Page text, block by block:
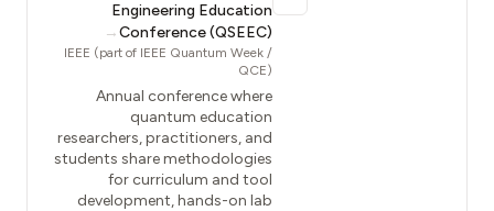
Engineering Education
Conference (QSEEC)
→
IEEE (part of IEEE Quantum Week /
QCE)
Annual conference where
quantum education
researchers, practitioners, and
students share methodologies
for curriculum and tool
development, hands-on lab